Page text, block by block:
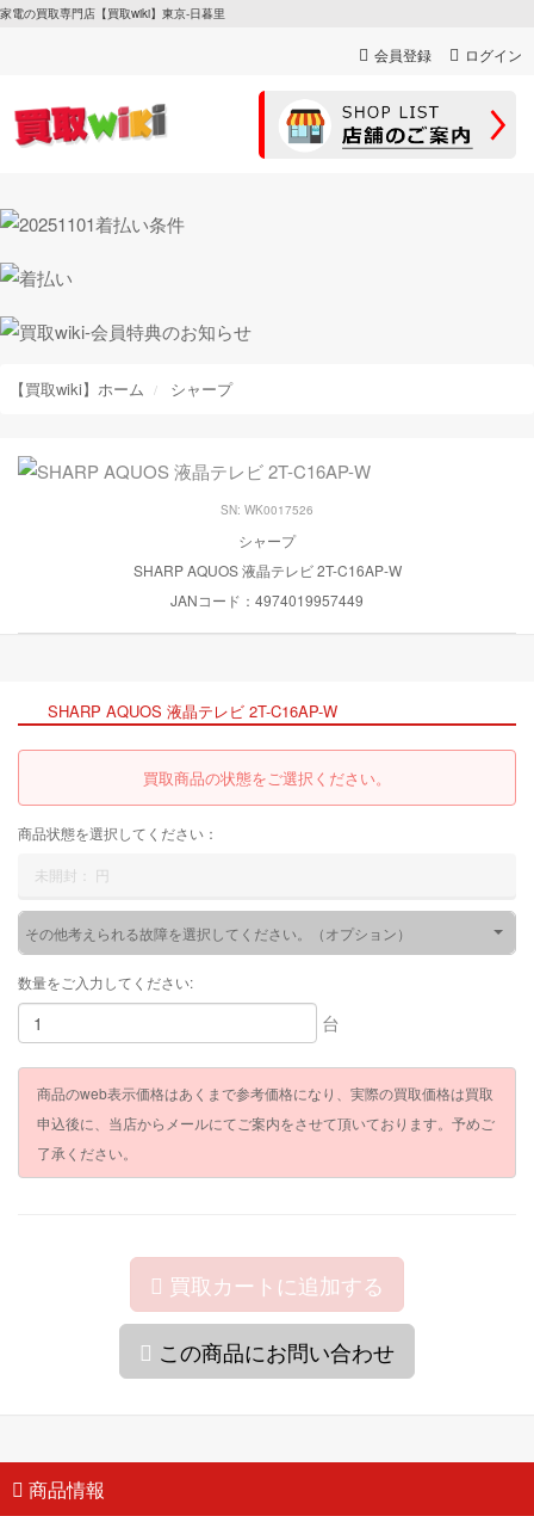
家電の買取専門店【買取wiki】東京-日暮里
会員登録 ログイン
【買取wiki】ホーム シャープ
SN: WK0017526
シャープ
SHARP AQUOS 液晶テレビ 2T-C16AP-W
JANコード：4974019957449
SHARP AQUOS 液晶テレビ 2T-C16AP-W
買取商品の状態をご選択ください。
商品状態を選択してください：
未開封： 円
その他考えられる故障を選択してください。（オプション）
数量をご入力してください:
台
商品のweb表示価格はあくまで参考価格になり、実際の買取価格は買取
申込後に、当店からメールにてご案内をさせて頂いております。予めご
了承ください。
買取カートに追加する
この商品にお問い合わせ
商品情報